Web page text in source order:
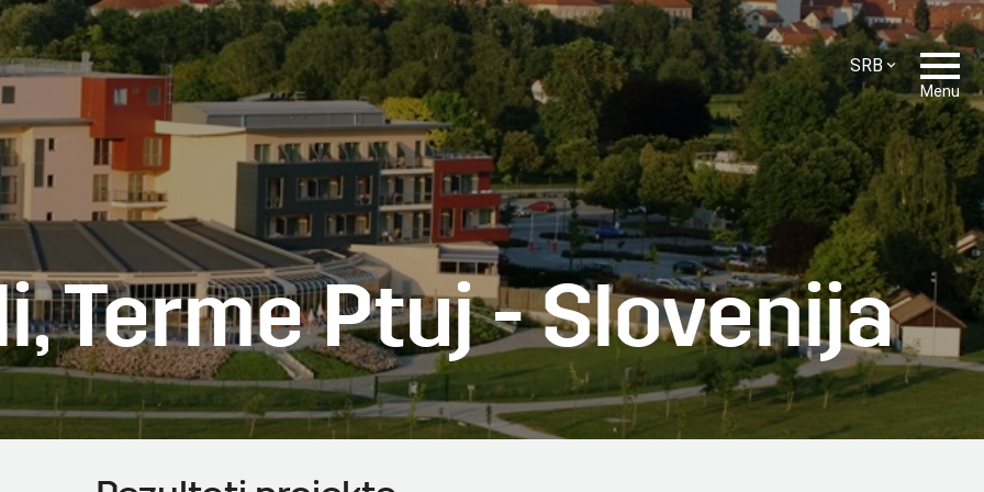
SRB
ENG
SLO
HR
CZ
Menu
Terme Ptuj - Slovenija